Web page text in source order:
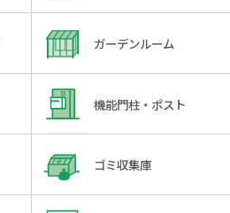
ガーデンルーム
機能門柱・ポスト
ゴミ収集庫